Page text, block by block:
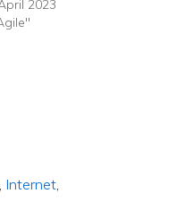
2023
, Internet,